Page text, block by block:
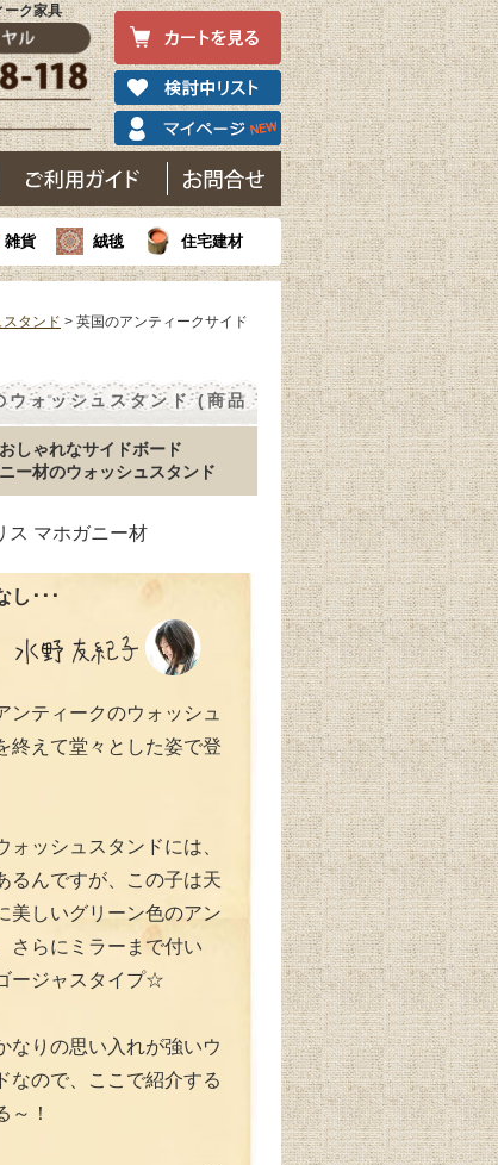
ーク家具
雑貨 絨毯 住宅建材
タンド > 英国のアンティークサイド
ウォッシュスタンド (商品
しゃれなサイドボード
ー材のウォッシュスタンド
マホガニー材
し･･･
ンティークのウォッシュ
終えて堂々とした姿で登
ォッシュスタンドには、
るんですが、この子は天
美しいグリーン色のアン
さらにミラーまで付い
ージャスタイプ☆
なりの思い入れが強いウ
なので、ここで紹介する
～！